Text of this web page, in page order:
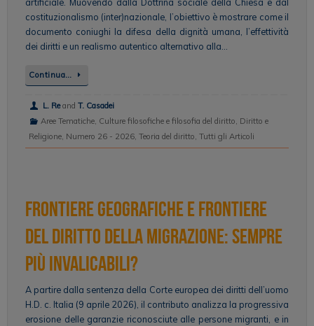
costituzionalismo (inter)nazionale, l’obiettivo è mostrare come il
documento coniughi la difesa della dignità umana, l’effettività
dei diritti e un realismo autentico alternativo alla…
Continua…
L. Reand T. Casadei
Aree Tematiche, Culture filosofiche e filosofia del diritto Diritto e
Religione Numero 26 - 2026 Teoria del diritto Tutti gli Articoli
Frontiere geografiche e frontiere
del diritto della migrazione: sempre
più invalicabili?
A partire dalla sentenza della Corte europea dei diritti dell’uomo
H.D. c. Italia (9 aprile 2026), il contributo analizza la progressiva
erosione delle garanzie riconosciute alle persone migranti, e in